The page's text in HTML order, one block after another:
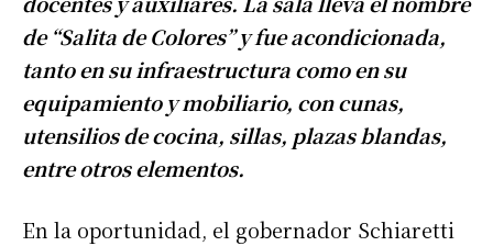
de “Salita de Colores” y fue acondicionada,
tanto en su infraestructura como en su
equipamiento y mobiliario, con cunas,
utensilios de cocina, sillas, plazas blandas,
entre otros elementos.
En la oportunidad, el gobernador Schiaretti